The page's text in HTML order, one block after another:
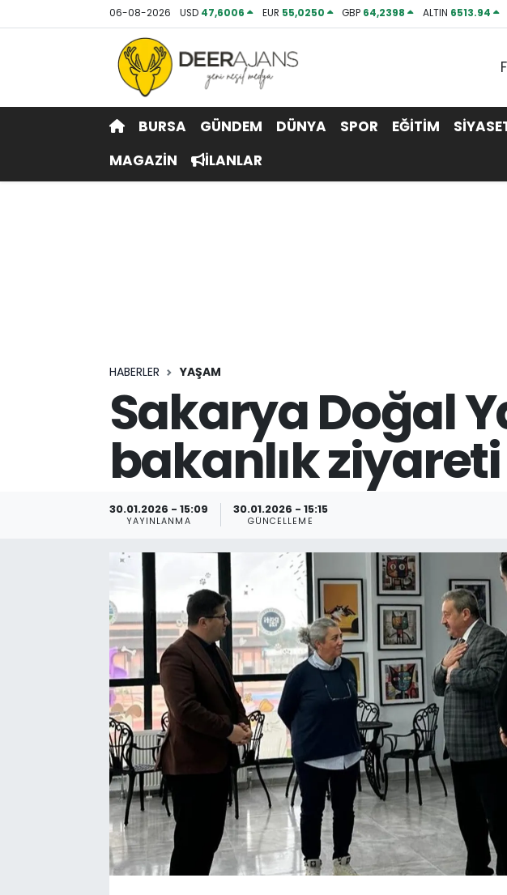
06-08-2026 USD 47,6006 EUR 55,0250 GBP 64,2398 ALTIN 6513.94
BURSA GÜNDEM DÜNYA SPOR EĞİTİM
MAGAZİN
İLANLAR
HABERLER YAŞAM
Sakarya Doğal
bakanlık ziyareti
30.01.2026 - 15:09
YAYINLANMA
30.01.2026 - 15:15
GÜNCELLEME
Hava Durumu
Trafik Durumu
Tüm Manşetler